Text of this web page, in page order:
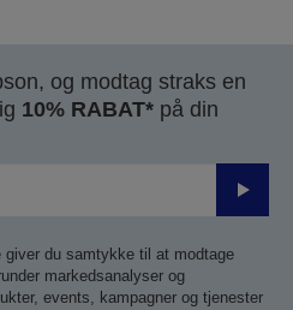
og modtag straks en
10% RABAT* på din
Send
du samtykke til at modtage
markedsanalyser og
events, kampagner og tjenester